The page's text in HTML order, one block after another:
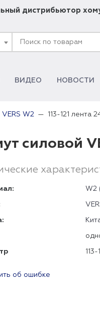
дистрибьютор
ВИДЕО НОВОСТИ
W2 113-121 лента
силовой
W2
113-
об ошибке